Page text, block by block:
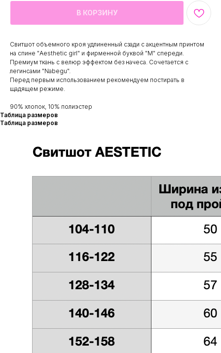
В КОРЗИНУ
Свитшот объемного кроя удлиненный сзади с акцентным принтом
на спине "Aesthetic girl" и фирменной буквой "М" спереди.
Премиум ткань с велюр эффектом без начеса. Сочетается с
легинсами "Nabegu".
Перед первым использованием рекомендуем постирать в
щадящем режиме.
90% хлопок, 10% полиэстер
Таблица размеров
Таблица размеров